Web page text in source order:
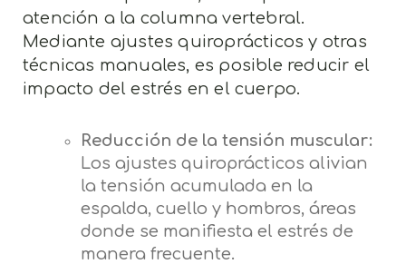
atención a la columna vertebral.
Mediante ajustes quiroprácticos y otras
técnicas manuales, es posible reducir el
impacto del estrés en el cuerpo.
Reducción de la tensión muscular:
Los ajustes quiroprácticos alivian
la tensión acumulada en la
espalda, cuello y hombros, áreas
donde se manifiesta el estrés de
manera frecuente.